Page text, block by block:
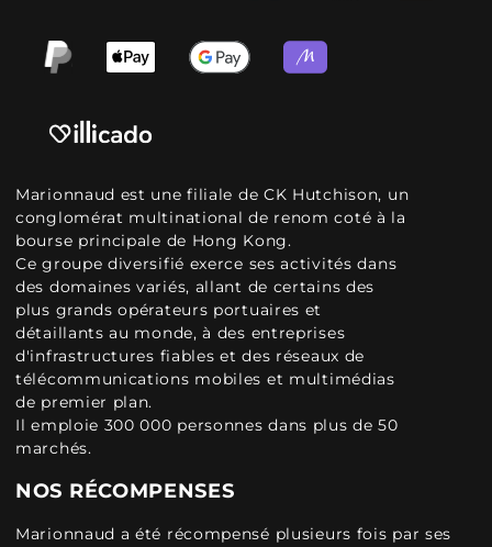
Marionnaud est une filiale de CK Hutchison, un
conglomérat multinational de renom coté à la
bourse principale de Hong Kong.
Ce groupe diversifié exerce ses activités dans
des domaines variés, allant de certains des
plus grands opérateurs portuaires et
détaillants au monde, à des entreprises
d'infrastructures fiables et des réseaux de
télécommunications mobiles et multimédias
de premier plan.
Il emploie 300 000 personnes dans plus de 50
marchés.
NOS RÉCOMPENSES
Marionnaud a été récompensé plusieurs fois par ses